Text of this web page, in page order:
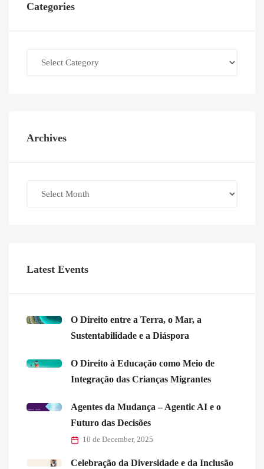
Categories
Archives
Latest Events
O Direito entre a Terra, o Mar, a
Sustentabilidade e a Diáspora
O Direito à Educação como Meio de
Integração das Crianças Migrantes
Agentes da Mudança – Agentic AI e o
Futuro das Decisões
10 de December, 2025
Celebração da Diversidade e da Inclusão